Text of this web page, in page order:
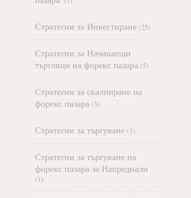
Стратегии за Инвестиране (25)
Стратегии за Начинаещи
търговци на форекс пазара (5)
Стратегии за скалпиране на
форекс пазара (3)
Стратегии за търгуване (1)
Стратегии за търгуване на
форекс пазара за Напреднали
(1)